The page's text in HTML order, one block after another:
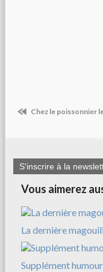
Chez le poissonnier
S'inscrire à la
Vous aimerez
La dernière
Supplément